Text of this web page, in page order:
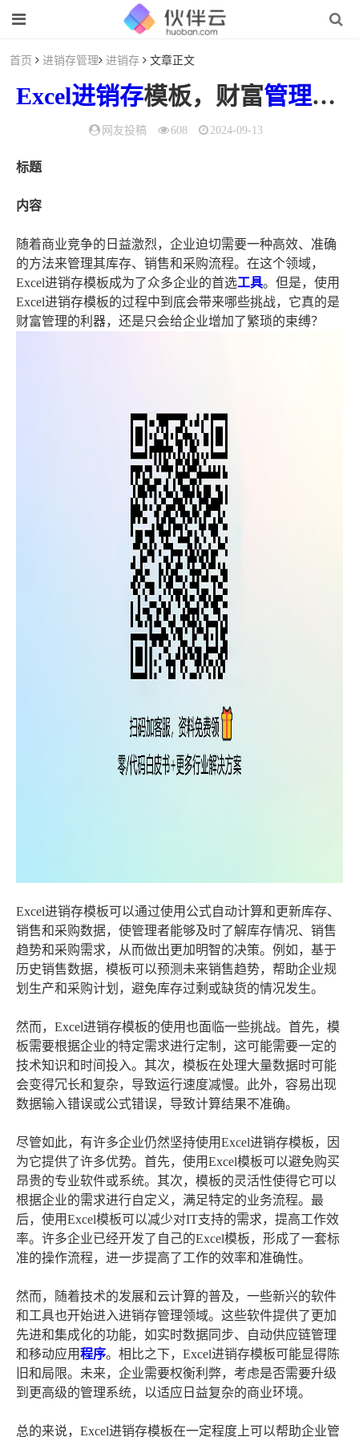
首页 进销存管理 进销存 文章正文
Excel进销存模板，财富管理的
网友投稿 608 2024-09-13
标题
内容
随着商业竞争的日益激烈，企业迫切需要一种高效、准确
的方法来管理其库存、销售和采购流程。在这个领域，
Excel进销存模板成为了众多企业的首选工具。但是，使用
Excel进销存模板的过程中到底会带来哪些挑战，它真的是
财富管理的利器，还是只会给企业增加了繁琐的束缚？
Excel进销存模板可以通过使用公式自动计算和更新库存、
销售和采购数据，使管理者能够及时了解库存情况、销售
趋势和采购需求，从而做出更加明智的决策。例如，基于
历史销售数据，模板可以预测未来销售趋势，帮助企业规
划生产和采购计划，避免库存过剩或缺货的情况发生。
然而，Excel进销存模板的使用也面临一些挑战。首先，模
板需要根据企业的特定需求进行定制，这可能需要一定的
技术知识和时间投入。其次，模板在处理大量数据时可能
会变得冗长和复杂，导致运行速度减慢。此外，容易出现
数据输入错误或公式错误，导致计算结果不准确。
尽管如此，有许多企业仍然坚持使用Excel进销存模板，因
为它提供了许多优势。首先，使用Excel模板可以避免购买
昂贵的专业软件或系统。其次，模板的灵活性使得它可以
根据企业的需求进行自定义，满足特定的业务流程。最
后，使用Excel模板可以减少对IT支持的需求，提高工作效
率。许多企业已经开发了自己的Excel模板，形成了一套标
准的操作流程，进一步提高了工作的效率和准确性。
然而，随着技术的发展和云计算的普及，一些新兴的软件
和工具也开始进入进销存管理领域。这些软件提供了更加
先进和集成化的功能，如实时数据同步、自动供应链管理
和移动应用程序。相比之下，Excel进销存模板可能显得陈
旧和局限。未来，企业需要权衡利弊，考虑是否需要升级
到更高级的管理系统，以适应日益复杂的商业环境。
总的来说，Excel进销存模板在一定程度上可以帮助企业管